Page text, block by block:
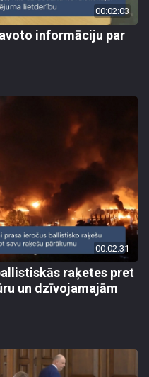
00:02:03
informāciju par
00:02:31
raķetes pret
un dzīvojamajām